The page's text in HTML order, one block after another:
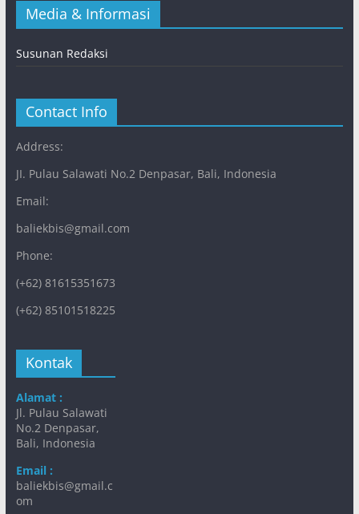
Media & Informasi
Susunan Redaksi
Contact Info
Address:
JI. Pulau Salawati No.2 Denpasar, Bali, Indonesia
Email:
baliekbis@gmail.com
Phone:
(+62) 81615351673
(+62) 85101518225
Kontak
Alamat :
Jl. Pulau Salawati
No.2 Denpasar,
Bali, Indonesia
Email :
baliekbis@gmail.c
om